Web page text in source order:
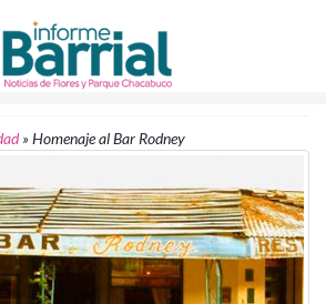
»Homenaje al Bar Rodney